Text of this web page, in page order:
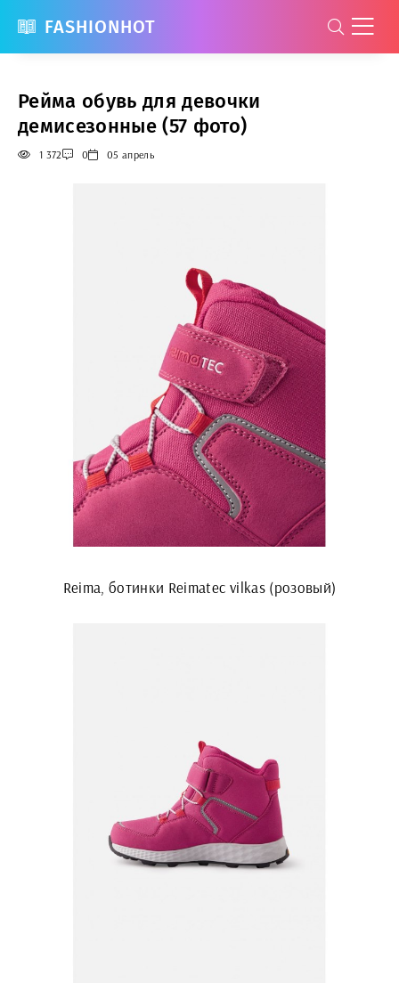
FASHIONHOT
Рейма обувь для девочки
демисезонные (57 фото)
1 372 0 05 апрель
Reima, ботинки Reimatec vilkas (розовый)